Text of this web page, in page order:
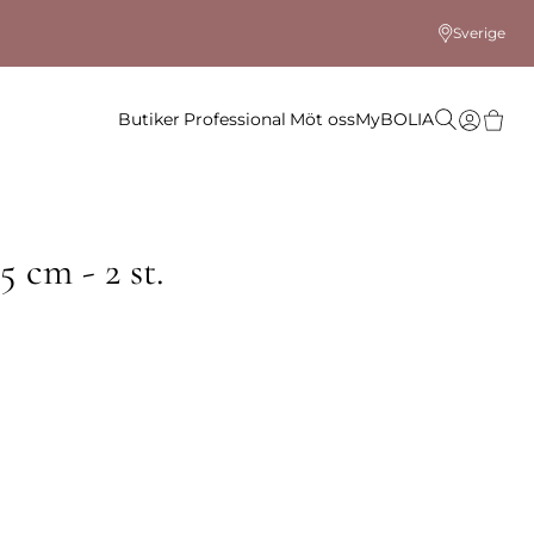
Sverige
Butiker Professional Möt ossMyBOLIA
cm - 2 st.